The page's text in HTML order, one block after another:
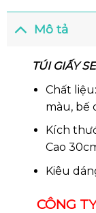
Mô tả
TÚI GIẤY
Chất
màu, bế
Kích
Cao
Kiêu
CÔNG